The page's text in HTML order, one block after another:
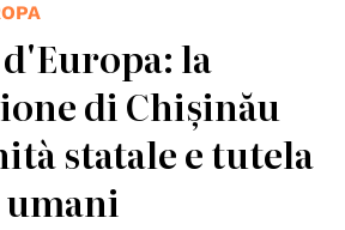
la
di Chișinău
statale e tutela